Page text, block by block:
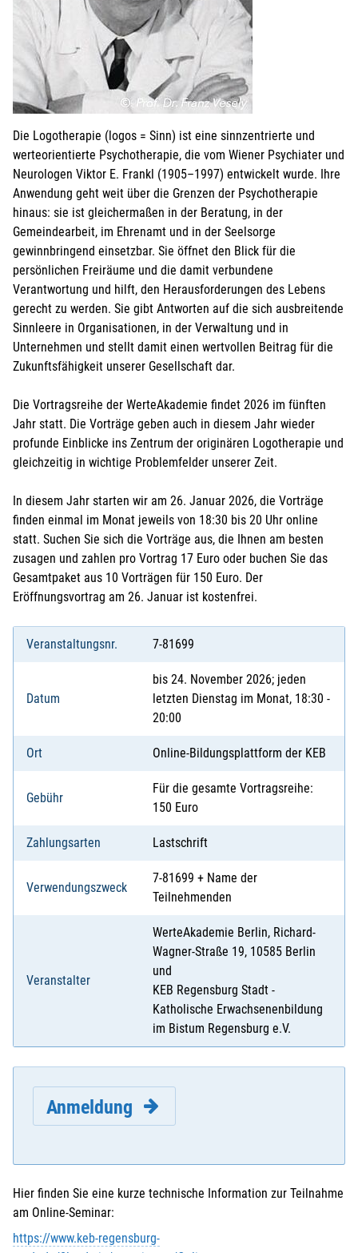
Die Logotherapie (logos = Sinn) ist eine sinnzentrierte und
werteorientierte Psychotherapie, die vom Wiener Psychiater und
Neurologen Viktor E. Frankl (1905–1997) entwickelt wurde. Ihre
Anwendung geht weit über die Grenzen der Psycho­therapie
hinaus: sie ist gleichermaßen in der Beratung, in der
Gemeindearbeit, im Ehrenamt und in der Seelsorge
gewinnbringend einsetzbar. Sie öffnet den Blick für die
persönlichen Freiräume und die damit verbundene
Verantwortung und hilft, den Herausforderungen des Lebens
gerecht zu werden. Sie gibt Antworten auf die sich ausbreitende
Sinnleere in Organisationen, in der Verwaltung und in
Unternehmen und stellt damit einen wertvollen Beitrag für die
Zukunftsfähigkeit unserer Gesellschaft dar.
Die Vortragsreihe der WerteAkademie findet 2026 im fünften
Jahr statt. Die Vorträge geben auch in diesem Jahr wieder
profunde Einblicke ins Zentrum der originären Logotherapie und
gleichzeitig in wichtige Problemfelder unserer Zeit.
In diesem Jahr starten wir am 26. Januar 2026, die Vorträge
finden einmal im Monat jeweils von 18:30 bis 20 Uhr online
statt. Suchen Sie sich die Vorträge aus, die Ihnen am besten
zusagen und zahlen pro Vortrag 17 Euro oder buchen Sie das
Gesamtpaket aus 10 Vorträgen für 150 Euro. Der
Eröffnungsvortrag am 26. Januar ist kostenfrei.
Veranstaltungsnr. 7-81699
Datum
bis 24. November 2026; jeden
letzten Dienstag im Monat, 18:30 -
20:00
Ort Online-Bildungsplattform der KEB
Gebühr
Für die gesamte Vortragsreihe:
150 Euro
Zahlungsarten Lastschrift
Verwendungszweck
7-81699 + Name der
Teilnehmenden
Veranstalter
WerteAkademie Berlin, Richard-
Wagner-Straße 19, 10585 Berlin
und
KEB Regensburg Stadt -
Katholische Erwachsenenbildung
im Bistum Regensburg e.V.
Anmeldung
E-Mail*:
Hier finden Sie eine kurze technische Information zur Teilnahme
am Online-Seminar:
https://www.keb-regensburg-